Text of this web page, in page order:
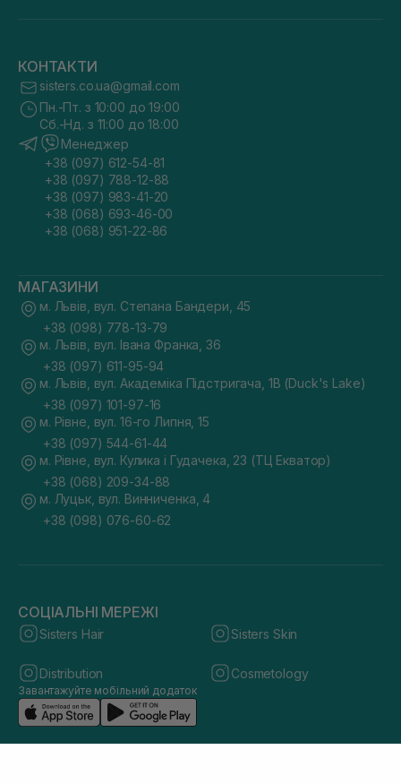
КОНТАКТИ
sisters.co.ua@gmail.com
Пн.-Пт. з 10:00 до 19:00
Сб.-Нд. з 11:00 до 18:00
Менеджер
+38 (097) 612-54-81
+38 (097) 788-12-88
+38 (097) 983-41-20
+38 (068) 693-46-00
+38 (068) 951-22-86
МАГАЗИНИ
м. Львів, вул. Степана Бандери, 45
+38 (098) 778-13-79
м. Львів, вул. Івана Франка, 36
+38 (097) 611-95-94
м. Львів, вул. Академіка Підстригача, 1В (Duck's Lake)
+38 (097) 101-97-16
м. Рівне, вул. 16-го Липня, 15
+38 (097) 544-61-44
м. Рівне, вул. Кулика і Гудачека, 23 (ТЦ Екватор)
+38 (068) 209-34-88
м. Луцьк, вул. Винниченка, 4
+38 (098) 076-60-62
СОЦІАЛЬНІ МЕРЕЖІ
Sisters Hair Sisters Skin
Distribution Cosmetology
Завантажуйте мобільний додаток